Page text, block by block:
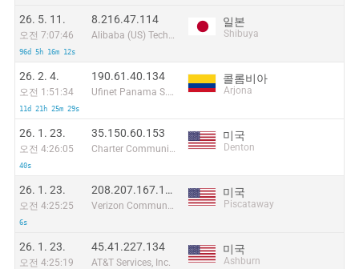
26. 5. 11.
오전 7:07:46
96d 5h 16m 12s
8.216.47.114
Alibaba (US) Technology Co., Ltd.
일본
Shibuya
26. 2. 4.
오전 1:51:34
11d 21h 25m 29s
190.61.40.134
Ufinet Panama S.A.
콜롬비아
Arjona
26. 1. 23.
오전 4:26:05
40s
35.150.60.153
Charter Communications
미국
Denton
26. 1. 23.
오전 4:25:25
6s
208.207.167.171
Verizon Communications
미국
Piscataway
26. 1. 23.
오전 4:25:19
45.41.227.134
AT&T Services, Inc.
미국
Ashburn